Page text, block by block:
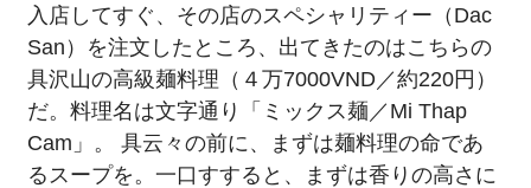
入店してすぐ、その店のスペシャリティー（Dac
San）を注文したところ、出てきたのはこちらの
具沢山の高級麺料理（４万7000VND／約220円）
だ。料理名は文字通り「ミックス麺／Mi Thap
Cam」。 具云々の前に、まずは麺料理の命であ
るスープを。一口すすると、まずは香りの高さに